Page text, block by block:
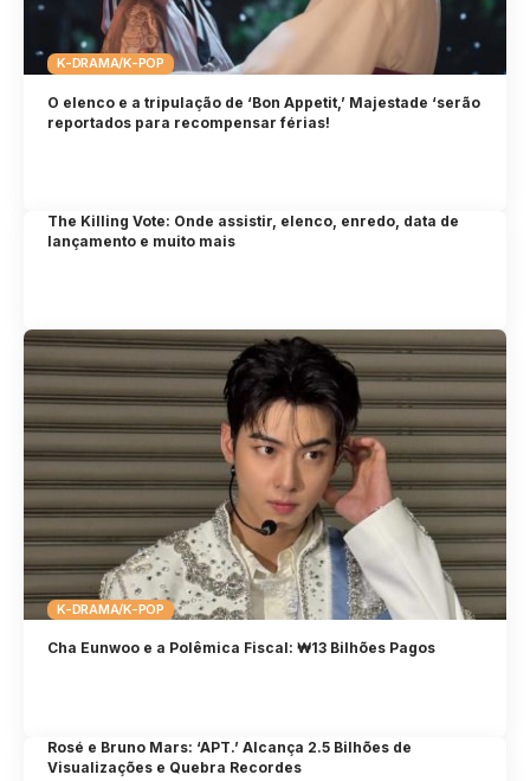
K-DRAMA/K-POP
O elenco e a tripulação de ‘Bon Appetit,’ Majestade ‘serão
reportados para recompensar férias!
The Killing Vote: Onde assistir, elenco, enredo, data de
lançamento e muito mais
K-DRAMA/K-POP
Cha Eunwoo e a Polêmica Fiscal: ₩13 Bilhões Pagos
Rosé e Bruno Mars: ‘APT.’ Alcança 2.5 Bilhões de
Visualizações e Quebra Recordes